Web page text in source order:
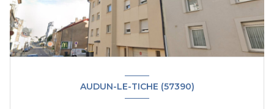
AUDUN-LE-TICHE (57390)